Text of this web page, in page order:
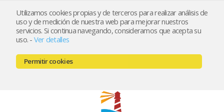
Utilizamos cookies propias y de terceros para realizar análisis de
uso y de medición de nuestra web para mejorar nuestros
servicios. Si continua navegando, consideramos que acepta su
uso. - Ver detalles
Permitir cookies
Registrarse Mi cuenta
666521122 // 654999333